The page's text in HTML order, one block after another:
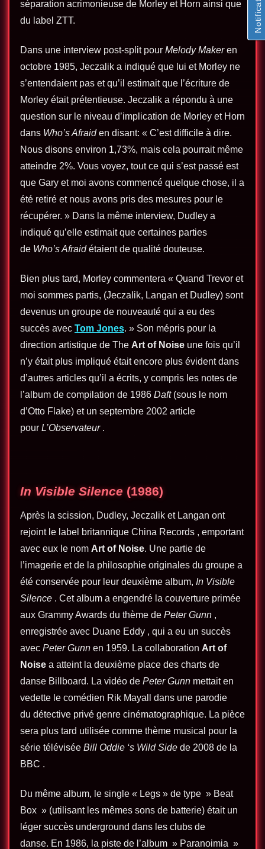
séparation acrimonieuse de Morley et Horn ainsi que
du label ZTT.
Dans une interview post-split pour Melody Makeren
octobre 1985, Jeczalik a indiqué que lui et Morley ne
s’entendaient pas et qu’il estimait que l’écriture de
Morley était prétentieuse. Jeczalik a répondu à une
question sur le niveau d’implication de Morley et Horn
dans Who’s Afraiden disant: « C’est difficile à dire.
Nous disons environ 1,73%, mais cela pourrait même
atteindre 2%. Vous voyez, tout ce qui s’est passé est
que Gary et moi avons commencé quelque chose, il a
été retiré et nous avons pris des mesures pour le
récupérer. » Dans la même interview, Dudley a
indiqué qu’elle estimait que certaines parties
de Who’s Afraidétaient de qualité douteuse.
Bien plus tard, Morley commentera « Quand Trevor et
moi sommes partis, (Jeczalik, Langan et Dudley) sont
devenus un groupe de nouveauté qui a eu des
succès avec Tom Jones. » Son mépris pour la
direction artistique de The Art of Noise une fois qu’il
n’y était plus impliqué était encore plus évident dans
d’autres articles qu’il a écrits, y compris les notes de
l’album de compilation de 1986 Daft(sous le nom
d’Otto Flake) et un septembre 2002 article
pour L’Observateur.
In Visible Silence (1986)
Après la scission, Dudley, Jeczalik et Langan ont
rejoint le label britannique China Records , emportant
avec eux le nom Art of Noise. Une partie de
l’imagerie et de la philosophie originales du groupe a
été conservée pour leur deuxième album, In Visible
Silence . Cet album a engendré la couverture primée
aux Grammy Awards du thème de Peter Gunn ,
enregistrée avec Duane Eddy , qui a eu un succès
avec Peter Gunn en 1959. La collaboration Art of
Noise a atteint la deuxième place des charts de
danse Billboard. La vidéo de Peter Gunn mettait en
vedette le comédien Rik Mayall dans une parodie
du détective privé genre cinématographique. La pièce
sera plus tard utilisée comme thème musical pour la
série télévisée Bill Oddie ‘s Wild Side de 2008 de la
BBC .
Du même album, le single « Legs » de type » Beat
Box » (utilisant les mêmes sons de batterie) était un
léger succès underground dans les clubs de
danse. En 1986, la piste de l’album » Paranoimia »